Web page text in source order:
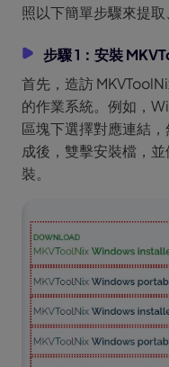
照以下簡單步驟來提取
步驟 1：安裝
首先，造訪
的作業系統。例如，
區塊下選擇對應連結
成後，雙擊安裝檔，
裝。